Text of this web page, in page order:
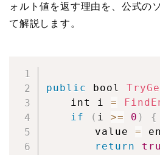
ォルト値を返す理由を、公式の
て解説します。
public bool
	int i
=
if
( i >= 0 )
{
		value
=
return